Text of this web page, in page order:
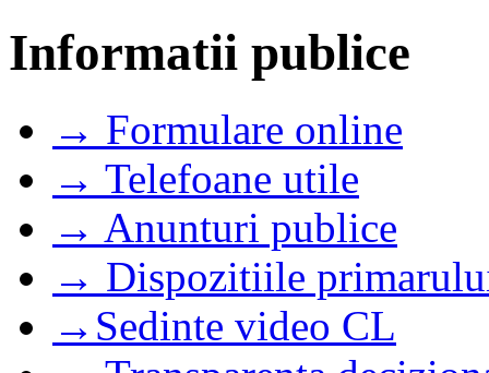
Informatii publice
→ Formulare online
→ Telefoane utile
→ Anunturi publice
→ Dispozitiile
→Sedinte video CL